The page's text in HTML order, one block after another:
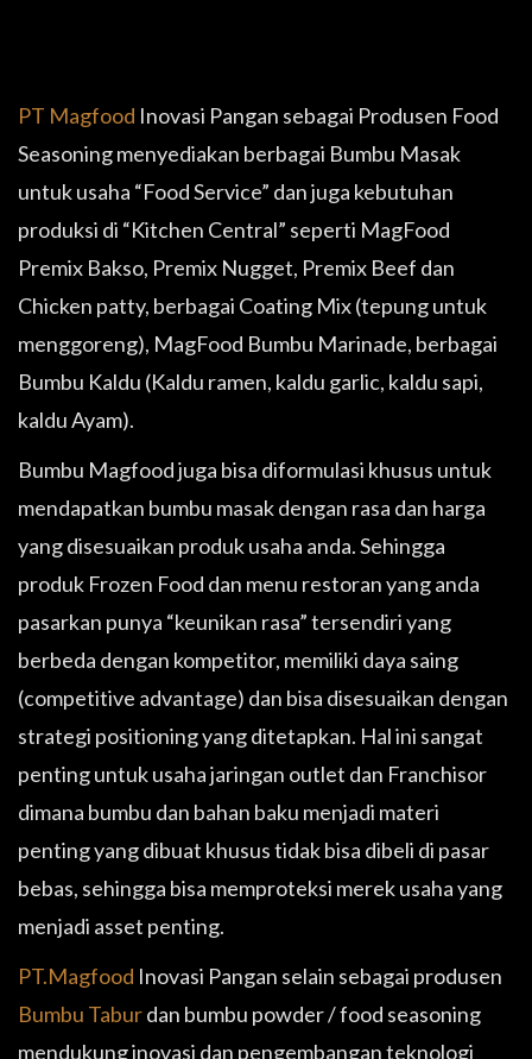
PT Magfood Inovasi Pangan sebagai Produsen Food
Seasoning menyediakan berbagai Bumbu Masak
untuk usaha “Food Service” dan juga kebutuhan
produksi di “Kitchen Central” seperti MagFood
Premix Bakso, Premix Nugget, Premix Beef dan
Chicken patty, berbagai Coating Mix (tepung untuk
menggoreng), MagFood Bumbu Marinade, berbagai
Bumbu Kaldu (Kaldu ramen, kaldu garlic, kaldu sapi,
kaldu Ayam).
Bumbu Magfood juga bisa diformulasi khusus untuk
mendapatkan bumbu masak dengan rasa dan harga
yang disesuaikan produk usaha anda. Sehingga
produk Frozen Food dan menu restoran yang anda
pasarkan punya “keunikan rasa” tersendiri yang
berbeda dengan kompetitor, memiliki daya saing
(competitive advantage) dan bisa disesuaikan dengan
strategi positioning yang ditetapkan. Hal ini sangat
penting untuk usaha jaringan outlet dan Franchisor
dimana bumbu dan bahan baku menjadi materi
penting yang dibuat khusus tidak bisa dibeli di pasar
bebas, sehingga bisa memproteksi merek usaha yang
menjadi asset penting.
PT.Magfood Inovasi Pangan selain sebagai produsen
Bumbu Taburdan bumbu powder / food seasoning
mendukung inovasi dan pengembangan teknologi